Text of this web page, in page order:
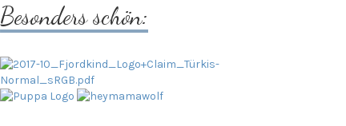
Besonders schön: